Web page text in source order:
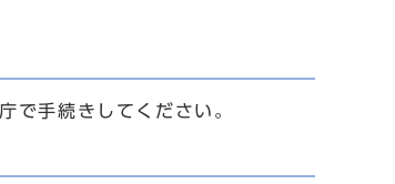
で手続きしてください。